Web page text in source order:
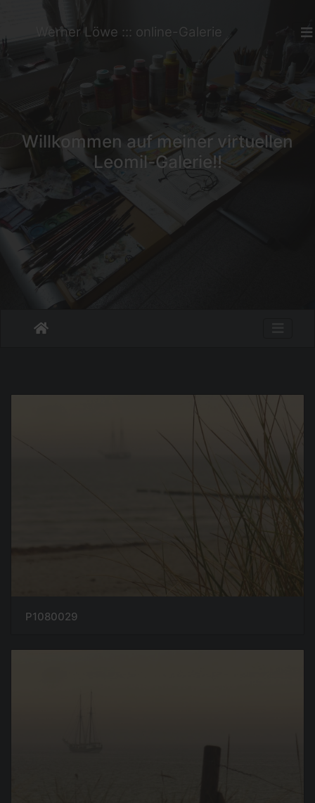
Werner Löwe ::: online-Galerie
Willkommen auf meiner virtuellen
Leomil-Galerie!!
P1080029